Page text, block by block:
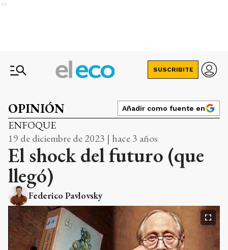
Ads
SUSCRIBITE
OPINIÓN Añadir como fuente en
ENFOQUE
19 de diciembre de 2023 | hace 3 años
El shock del futuro (que
llegó)
Federico Pavlovsky